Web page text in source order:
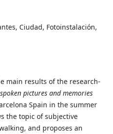
Ciudad, Fotoinstalación,
main results of the research-
pictures and memories
Spain in the summer
the topic of subjective
and proposes an